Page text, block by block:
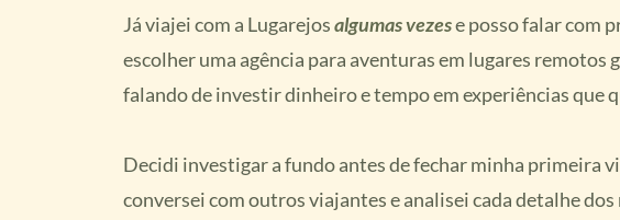
Já viajei com a Lugarejosalgumas vezese posso falar com
escolher uma agência para aventuras em lugares remotos
falando de investir dinheiro e tempo em experiências que
Decidi investigar a fundo antes de fechar minha primeira
conversei com outros viajantes e analisei cada detalhe